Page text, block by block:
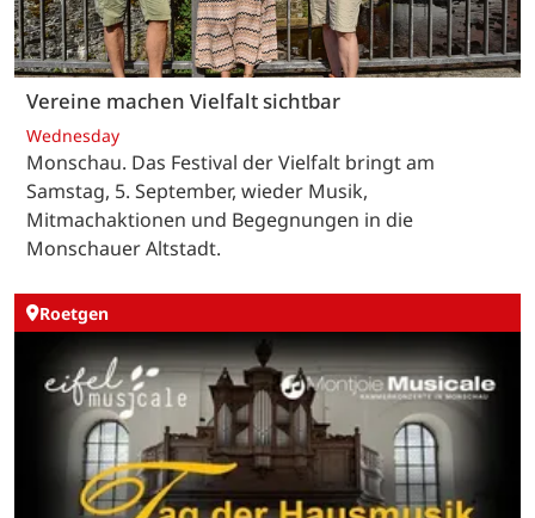
Vereine machen Vielfalt sichtbar
Wednesday
Monschau. Das Festival der Vielfalt bringt am
Samstag, 5. September, wieder Musik,
Mitmachaktionen und Begegnungen in die
Monschauer Altstadt.
Roetgen